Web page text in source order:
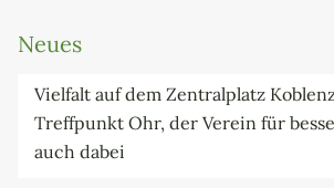
Neues
Vielfalt auf dem Zentralplatz
Treffpunkt Ohr, der Verein für
auch dabei